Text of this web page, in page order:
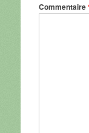
Commentaire